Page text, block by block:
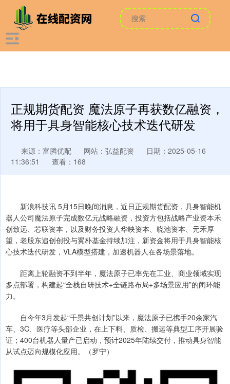
正规期货配资 魔法原子再获数亿融资，
将用于具身智能核心技术迭代研发
来源：富腾优配 网站：弘益配资
日期：2025-05-16
11:36:51
查看：168
新浪科技讯 5月15日晚间消息，近日正规期货配资，具身智能机
器人公司魔法原子完成数亿元战略融资，投资方包括战略产业资本禾
创致远、芯联资本，以及财务投资人华映资本、晓池资本、元禾厚
望，老股东追创创投与翼朴基金持续加注，新资金将用于具身智能核
心技术迭代研发，VLA模型搭建，加速机器人在各场景落地。
距离上轮融资不到半年，魔法原子已率先在工业、商业领域实现
多点部署，构建起“全栈自研技术+全链路布局+多场景应用”的闭环能
力。
自今年3月发起“千景共创计划”以来，魔法原子已携手20余家汽
车、3C、医疗等头部企业，在上下料、质检、搬运等典型工序开展验
证；400台机器人量产已启动，预计2025年陆续交付，推动具身智能
从试点迈向规模化应用。（罗宁）